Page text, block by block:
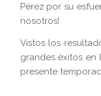
Pérez por su
nosotros!
Vistos los
grandes éxitos en
presente